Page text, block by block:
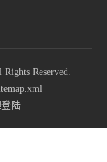
Reserved.
陆